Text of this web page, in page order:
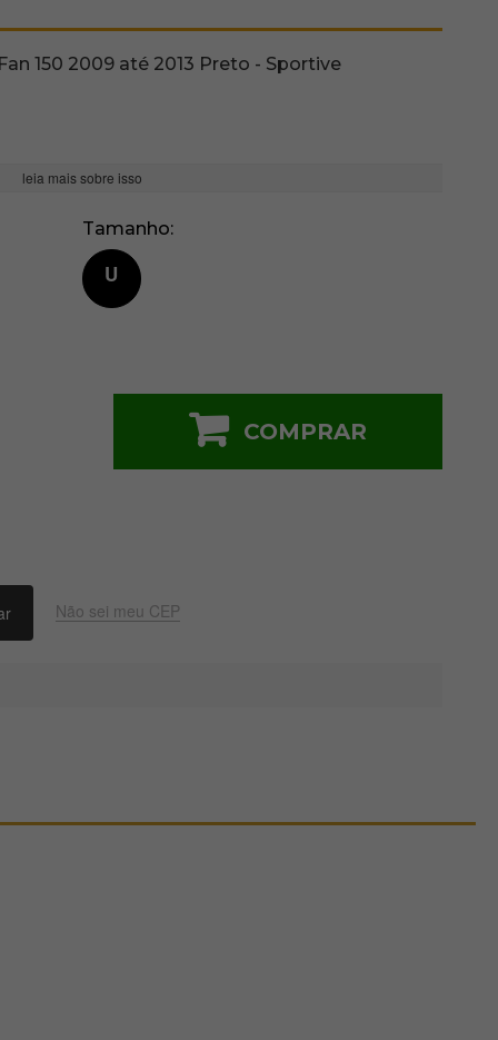
150 2009 até 2013 Preto - Sportive
leia mais sobre isso
Tamanho
U
COMPRAR
Não sei meu CEP